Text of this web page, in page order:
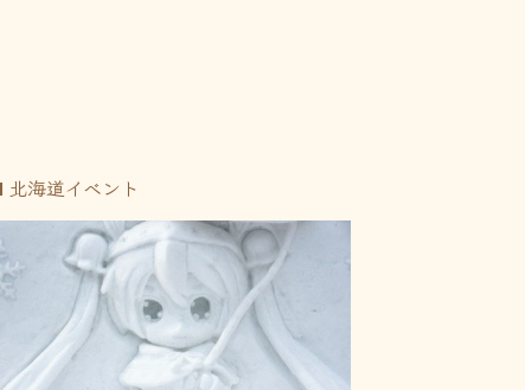
北海道イベント